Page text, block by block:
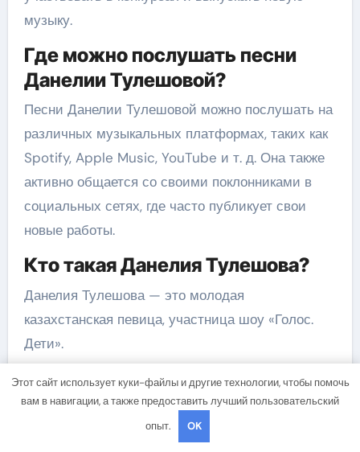
музыку.
Где можно послушать песни
Данелии Тулешовой?
Песни Данелии Тулешовой можно послушать на
различных музыкальных платформах, таких как
Spotify, Apple Music, YouTube и т. д. Она также
активно общается со своими поклонниками в
социальных сетях, где часто публикует свои
новые работы.
Кто такая Данелия Тулешова?
Данелия Тулешова — это молодая
казахстанская певица, участница шоу «Голос.
Дети».
Этот сайт использует куки-файлы и другие технологии, чтобы помочь
вам в навигации, а также предоставить лучший пользовательский
опыт.
OK